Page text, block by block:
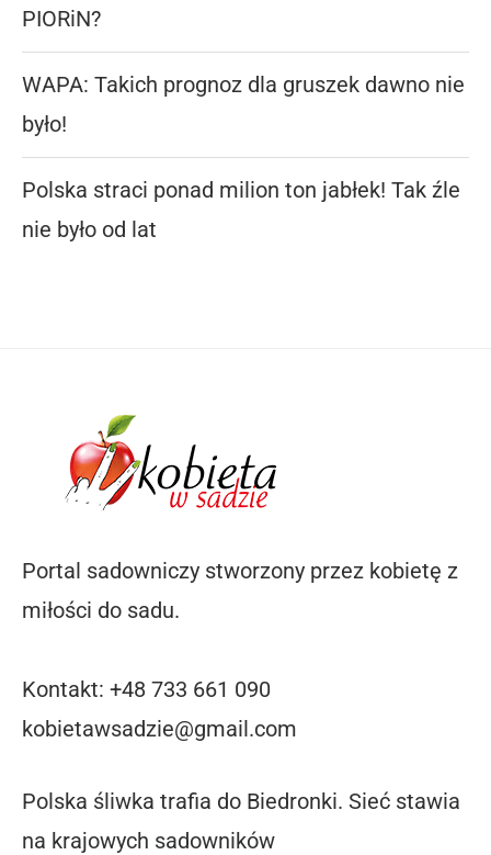
PIORiN?
WAPA: Takich prognoz dla gruszek dawno nie
było!
Polska straci ponad milion ton jabłek! Tak źle
nie było od lat
Portal sadowniczy stworzony przez kobietę z
miłości do sadu.
Kontakt: +48 733 661 090
kobietawsadzie@gmail.com
Polska śliwka trafia do Biedronki. Sieć stawia
na krajowych sadowników